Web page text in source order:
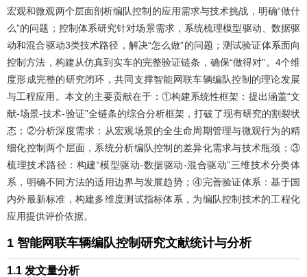
宏观和微观两个层面剖析编队控制的应用需求与技术挑战，明确“做什
么”的问题；控制体系研究针对场景需求，系统梳理模型驱动、数据驱
动和混合驱动3类技术路径，解决“怎么做”的问题；测试验证体系面向
控制方法，构建从仿真到实车的完整验证链条，确保“做得对”。4个维
度形成完整的研究闭环，共同支撑智能网联车辆编队控制的理论发展
与工程应用。本文的主要贡献在于：①构建系统性框架：提出涵盖“文
献-场景-技术-验证”全链条的综合分析框架，打破了现有研究的割裂状
态；②分析深度需求：从宏观场景的全生命周期管理与微观行为的精
细化控制两个层面，系统分析编队控制的差异化需求与技术瓶颈；③
梳理技术路径：构建“模型驱动-数据驱动-混合驱动”三维技术分类体
系，明确不同方法的适用边界与发展趋势；④完善验证体系：基于国
内外最新标准，构建多维度测试指标体系，为编队控制技术的工程化
应用提供评价依据。
1 智能网联车辆编队控制研究文献统计与分析
1.1 发文量分析